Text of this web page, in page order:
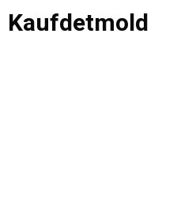
Saltar
alKaufdetmold